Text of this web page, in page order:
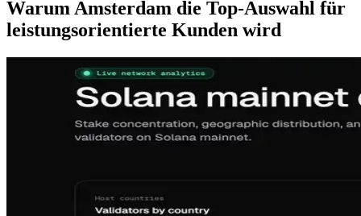
Warum Amsterdam die Top-Auswahl für
leistungsorientierte Kunden wird